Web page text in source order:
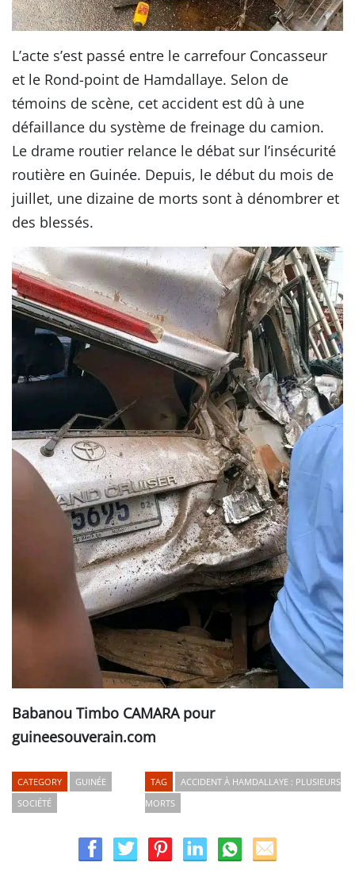
L’acte s’est passé entre le carrefour Concasseur
et le Rond-point de Hamdallaye. Selon de
témoins de scène, cet accident est dû à une
défaillance du système de freinage du camion.
Le drame routier relance le débat sur l’insécurité
routière en Guinée. Depuis, le début du mois de
juillet, une dizaine de morts sont à dénombrer et
des blessés.
Babanou Timbo CAMARA pour
guineesouverain.com
CATEGORY
GUINÉE
SOCIÉTÉ
TAG
ACCIDENT À HAMDALLAYE : PLUSIEURS
MORTS